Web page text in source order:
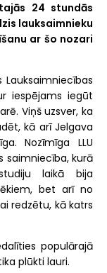
24 stundās
lauksaimnieku
ar šo nozari
Lauksaimniecības
iespējams iegūt
Viņš uzsver, ka
kā arī Jelgava
Nozīmīga LLU
saimniecība, kurā
laikā bija
bet arī no
redzētu, kā katrs
populārajā
plūkti lauri.